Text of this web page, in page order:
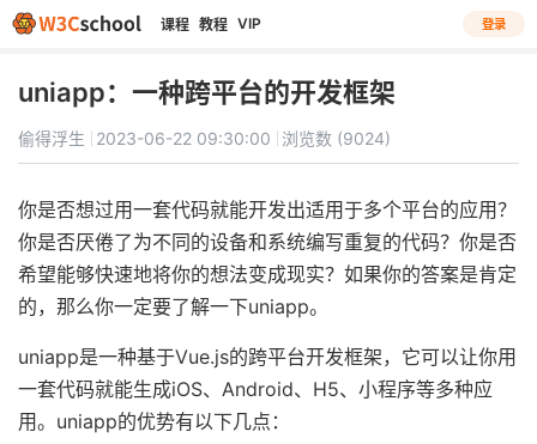
课程 教程 VIP 登录
uniapp：一种跨平台的开发框架
偷得浮生 2023-06-22 09:30:00 浏览数 (9024)
你是否想过用一套代码就能开发出适用于多个平台的应用？
你是否厌倦了为不同的设备和系统编写重复的代码？你是否
希望能够快速地将你的想法变成现实？如果你的答案是肯定
的，那么你一定要了解一下uniapp。
uniapp是一种基于Vue.js的跨平台开发框架，它可以让你用
一套代码就能生成iOS、Android、H5、小程序等多种应
用。uniapp的优势有以下几点：